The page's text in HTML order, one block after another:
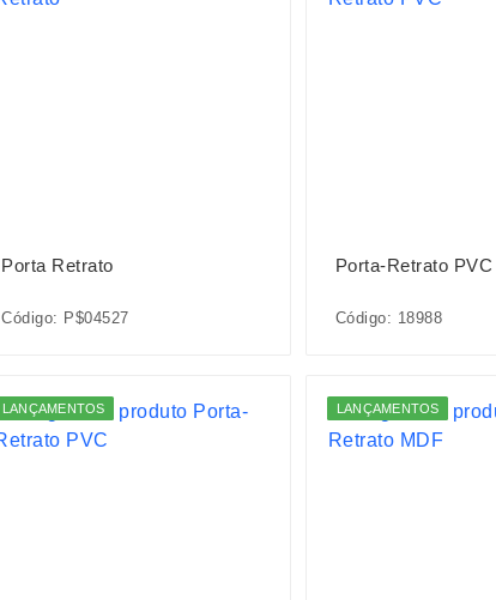
Porta Retrato
Código: P$04527
Porta-Retrato PVC
Código: 18988
LANÇAMENTOS LANÇAMENTOS